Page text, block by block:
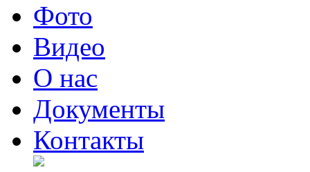
Фото
Видео
О нас
Документы
Контакты